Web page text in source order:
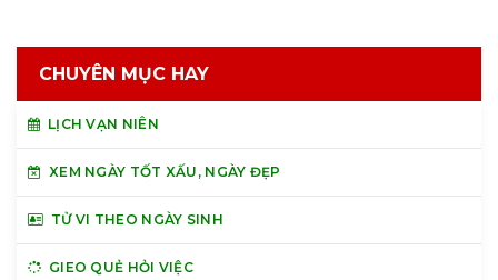
CHUYÊN MỤC HAY
LỊCH VẠN NIÊN
XEM NGÀY TỐT XẤU, NGÀY ĐẸP
TỬ VI THEO NGÀY SINH
GIEO QUẺ HỎI VIỆC